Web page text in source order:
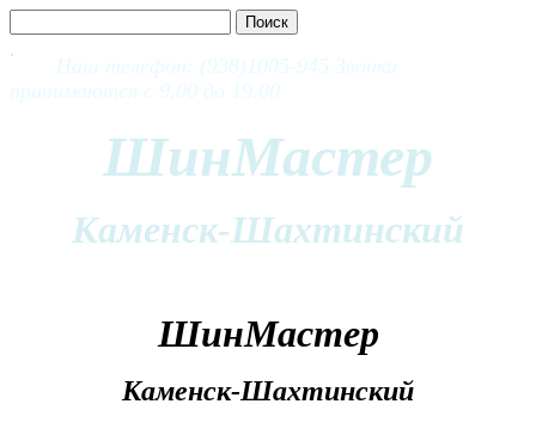
Наш телефон: (938)1005-945 Звонки
принимаются с 9.00 до 19.00
ШинМастер
Каменск-Шахтинский
ШинМастер
Каменск-Шахтинский